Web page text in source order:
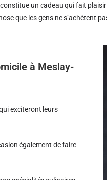
un cadeau qui fait
que les gens ne s’achètent
à Meslay-
exciteront leurs
également de faire